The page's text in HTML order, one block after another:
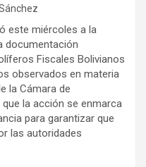
este miércoles a la
documentación
Fiscales Bolivianos
observados en materia
la Cámara de
la acción se enmarca
para garantizar que
las autoridades